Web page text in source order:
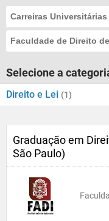
Carreiras Universitárias
Faculdade de Direito
Selecione a
Direito e Lei (1)
Graduação em
São Paulo)